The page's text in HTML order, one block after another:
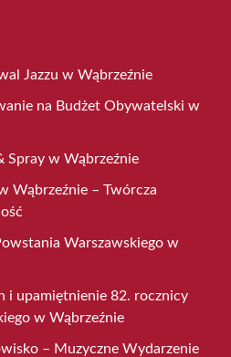
Jazzu w Wąbrzeźnie
na Budżet Obywatelski w
Spray w Wąbrzeźnie
Wąbrzeźnie – Twórcza
Warszawskiego w
i upamiętnienie 82. rocznicy
w Wąbrzeźnie
– Muzyczne Wydarzenie